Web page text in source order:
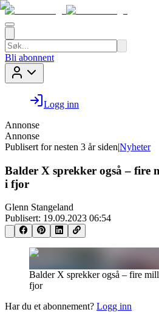
Bli abonnent
Logg inn
Annonse
Annonse
Publisert for nesten 3 år siden|Nyheter
Balder X sprekker også – fire
i fjor
Glenn Stangeland
Publisert: 19.09.2023 06:54
Balder X sprekker også – fire
fjor
Har du et abonnement? Logg inn